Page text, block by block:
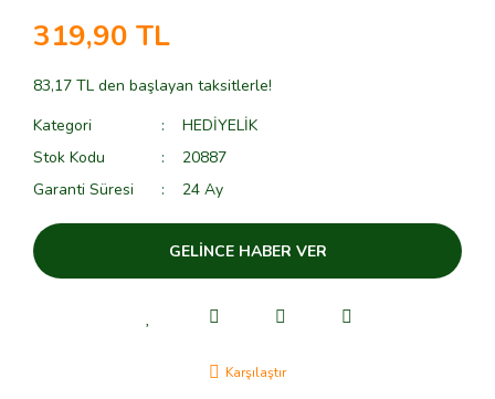
319,90 TL
83,17 TL den başlayan taksitlerle!
Kategori
HEDİYELİK
Stok Kodu
20887
Garanti Süresi
24 Ay
GELİNCE HABER VER
Karşılaştır